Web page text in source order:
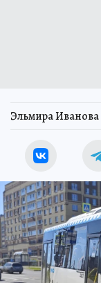
Эльмира Иванова